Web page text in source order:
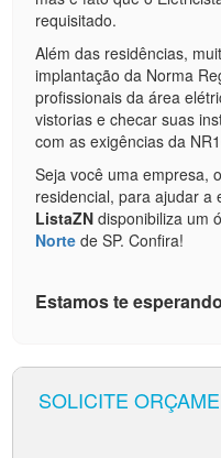
requisitado.
Além das residências,
implantação da Norma
profissionais da área
vistorias e checar suas
com as exigências da
Seja você uma empresa,
residencial, para ajudar a
ListaZNdisponibiliza um
Norte de SP. Confira!
Estamos te